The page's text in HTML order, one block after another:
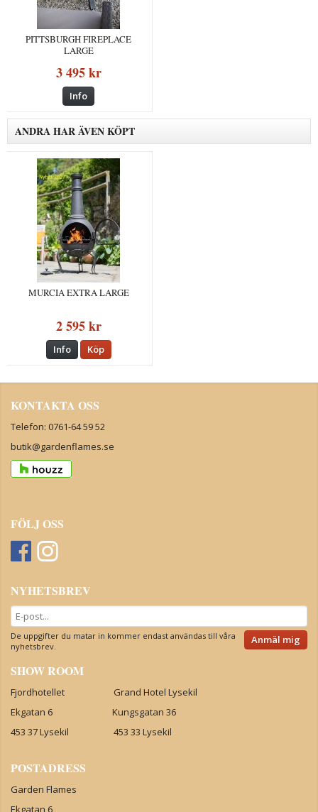
PITTSBURGH FIREPLACE
LARGE
3 495 kr
Info
ANDRA HAR ÄVEN KÖPT
MURCIA EXTRA LARGE
2 595 kr
Info Köp
KONTAKTA OSS
Telefon: 0761-64 59 52
butik@gardenflames.se
FÖLJ OSS
NYHETSBREV
Anmäl mig
De uppgifter du matar in kommer endast användas till våra
nyhetsbrev.
SHOW ROOM
Fjordhotellet Grand Hotel Lysekil
Ekgatan 6 Kungsgatan 36
453 37 Lysekil 453 33 Lysekil
POSTADRESS
Garden Flames
Ekgatan 6